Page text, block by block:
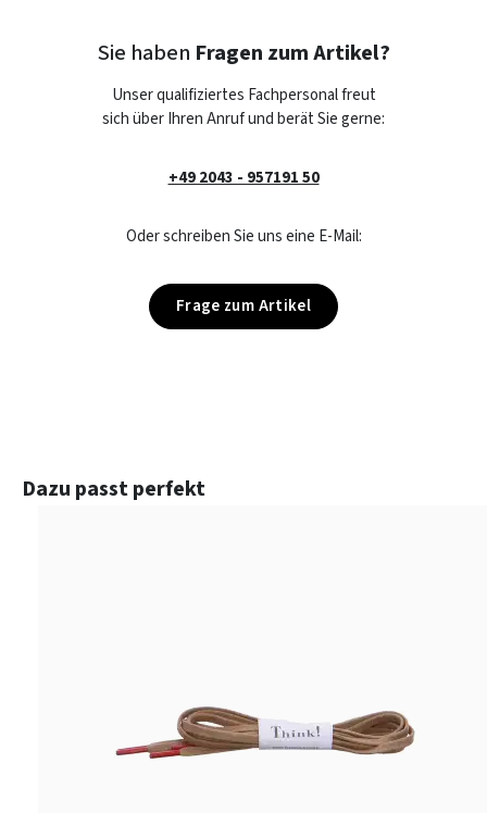
Sie haben Fragen zum Artikel?
Unser qualifiziertes Fachpersonal freut
sich über Ihren Anruf und berät Sie gerne:
+49 2043 - 957191 50
Oder schreiben Sie uns eine E-Mail:
Frage zum Artikel
Produktgalerie überspringen
Dazu passt perfekt